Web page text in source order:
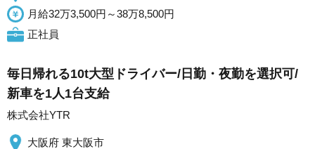
月給32万3,500円～38万8,500円
正社員
毎日帰れる10t大型ドライバー/日勤・夜勤を選択可/
新車を1人1台支給
株式会社YTR
大阪府 東大阪市